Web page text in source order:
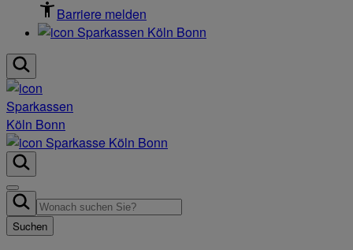
Barriere melden
Suchen